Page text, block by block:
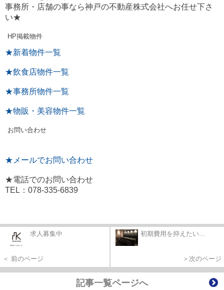
事務所・店舗の事なら神戸の不動産株式会社へお任せ下さ
い★
HP掲載物件
★新着物件一覧
★飲食店物件一覧
★事務所物件一覧
★物販・美容物件一覧
お問い合わせ
★メールでお問い合わせ
★電話でのお問い合わせ
TEL：078-335-6839
求人募集中
＜ 前のページ
初期費用を抑えたい...
＞次のページ
記事一覧ページへ